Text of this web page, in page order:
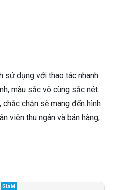
sử dụng với thao tác nhanh
màu sắc vô cùng sắc nét.
chắn sẽ mang đến hình
viên thu ngân và bán hàng,
GIẢM